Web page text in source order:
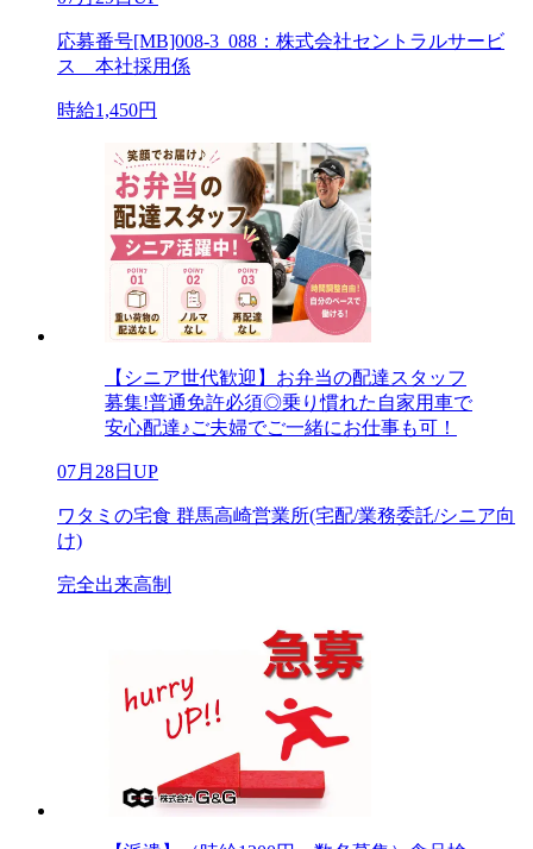
応募番号[MB]008-3_088：株式会社セントラルサービ
ス 本社採用係
時給1,450円
【シニア世代歓迎】お弁当の配達スタッフ
募集!普通免許必須◎乗り慣れた自家用車で
安心配達♪ご夫婦でご一緒にお仕事も可！
07月28日UP
ワタミの宅食 群馬高崎営業所(宅配/業務委託/シニア向
け)
完全出来高制